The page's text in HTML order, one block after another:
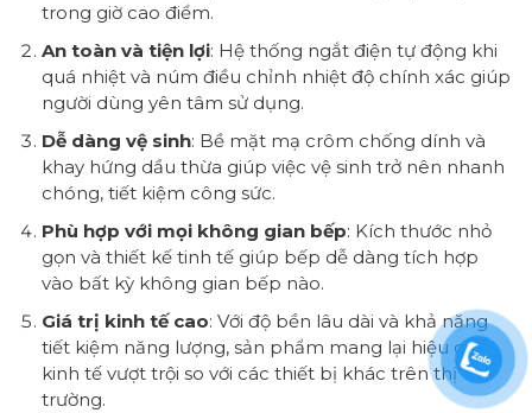
trong giờ cao điểm.
An toàn và tiện lợi: Hệ thống ngắt điện tự động khi
quá nhiệt và núm điều chỉnh nhiệt độ chính xác giúp
người dùng yên tâm sử dụng.
Dễ dàng vệ sinh: Bề mặt mạ crôm chống dính và
khay hứng dầu thừa giúp việc vệ sinh trở nên nhanh
chóng, tiết kiệm công sức.
Phù hợp với mọi không gian bếp: Kích thước nhỏ
gọn và thiết kế tinh tế giúp bếp dễ dàng tích hợp
vào bất kỳ không gian bếp nào.
Giá trị kinh tế cao: Với độ bền lâu dài và khả năng
tiết kiệm năng lượng, sản phẩm mang lại hiệu quả
kinh tế vượt trội so với các thiết bị khác trên thị
trường.